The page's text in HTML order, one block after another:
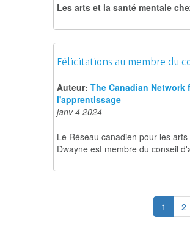
Les arts et la santé mentale
Félicitations au membre du
Auteur: The Canadian
l'apprentissage
janv 4 2024
Le Réseau canadien pour les
Dwayne est membre du conseil
1 2